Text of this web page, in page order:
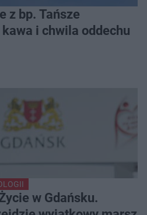
z bp. Tańsze
i chwila oddechu
w Gdańsku.